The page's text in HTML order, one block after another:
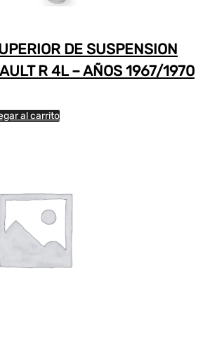
DE SUSPENSION
R 4L – AÑOS 1967/1970
al carrito